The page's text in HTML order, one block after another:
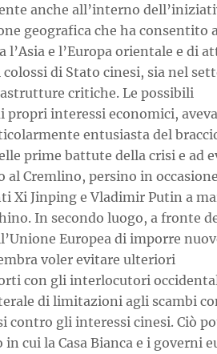
anche all’interno
geografica che ha consentito
e l’Europa orientale e di
di Stato cinesi, sia nel
critiche. Le possibili
interessi economici, aveva
entusiasta del
prime battute della crisi e ad
Cremlino, persino in occasione
Xi Jinping e Vladimir Putin a
In secondo luogo, a fronte
Europea di imporre
voler evitare ulteriori
con gli interlocutori
di limitazioni agli scambi
contro gli interessi cinesi. Ciò
in cui la Casa Bianca e i governi